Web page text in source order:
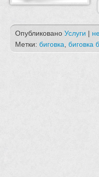
Опубликовано Услуги |
Метки: биговка биговка